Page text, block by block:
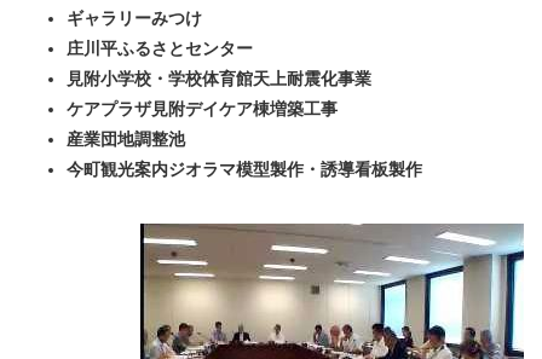
ギャラリーみつけ
庄川平ふるさとセンター
見附小学校・学校体育館天上耐震化事業
ケアプラザ見附デイケア棟増築工事
産業団地調整池
今町観光案内ジオラマ模型製作・誘導看板製作